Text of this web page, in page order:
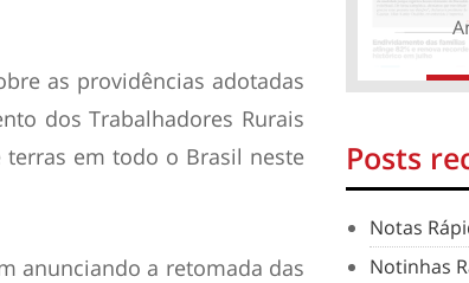
as providências adotadas
dos Trabalhadores Rurais
terras em todo o Brasil neste
anunciando a retomada das
Posts
Notas
Notinhas